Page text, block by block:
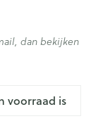
voorraad is
dan bekijken